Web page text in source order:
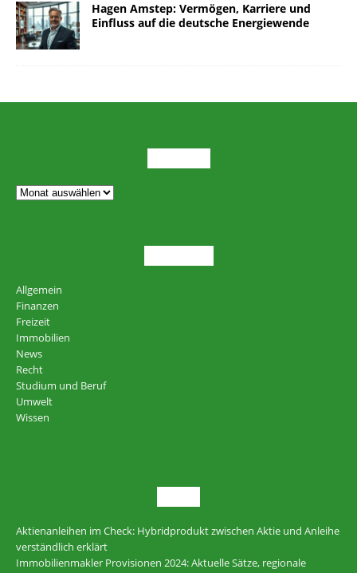
Hagen Amstep: Vermögen, Karriere und
Einfluss auf die deutsche Energiewende
Allgemein
Finanzen
Freizeit
Immobilien
News
Recht
Studium und Beruf
Umwelt
Wissen
Aktienanleihen im Check: Hybridprodukt zwischen Aktie und Anleihe
verständlich erklärt
Immobilienmakler Provisionen 2024: Aktuelle Sätze, regionale